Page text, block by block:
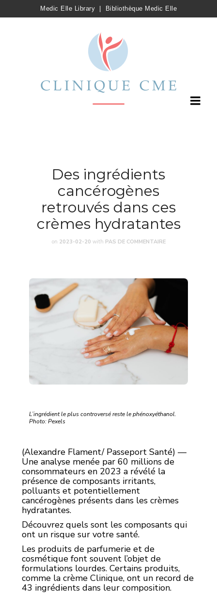
Medic Elle Library Bibliothèque Medic Elle
Des ingrédients
cancérogènes
retrouvés dans ces
crèmes hydratantes
on 2023-02-20 with PAS DE COMMENTAIRE
L’ingrédient le plus controversé reste le phénoxyéthanol.
Photo: Pexels
(Alexandre Flament/ Passeport Santé) —
Une analyse menée par 60 millions de
consommateurs en 2023 a révélé la
présence de composants irritants,
polluants et potentiellement
cancérogènes présents dans les crèmes
hydratantes.
Découvrez quels sont les composants qui
ont un risque sur votre santé.
Les produits de parfumerie et de
cosmétique font souvent l’objet de
formulations lourdes. Certains produits,
comme la crème Clinique, ont un record de
43 ingrédients dans leur composition.